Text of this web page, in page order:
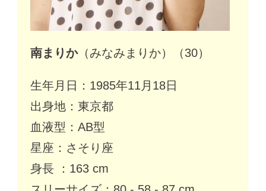
南まりか（みなみまりか）（30）
生年月日：1985年11月18日
出身地：東京都
血液型：AB型
星座：さそり座
身長 ：163 cm